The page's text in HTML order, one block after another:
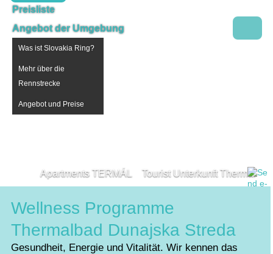
Preisliste
Angebot der Umgebung
Was ist Slovakia Ring?
Mehr über die
Rennstrecke
Angebot und Preise
Apartments TERMÁL Tourist Unterkunft Thermal
Wellness Programme
Thermalbad Dunajska Streda
Gesundheit, Energie und Vitalität. Wir kennen das